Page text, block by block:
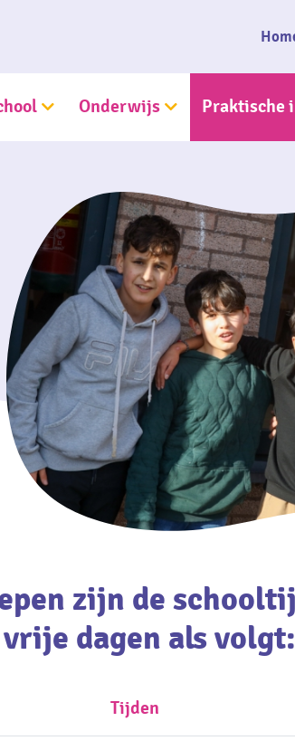
Onderwijs Praktische
zijn de
dagen als volgt:
Tijden